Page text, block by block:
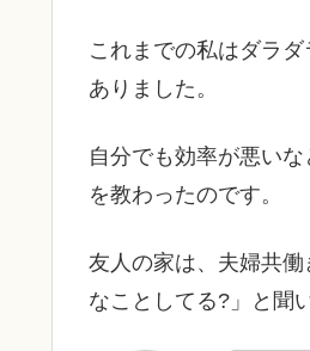
これまでの私はダラ
ありました。
自分でも効率が悪い
を教わったのです。
友人の家は、夫婦共
なことしてる?」と聞